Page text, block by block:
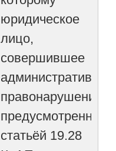
юридическое
лицо,
совершившее
административное
правонарушение,
предусмотренное
статьёй 19.28